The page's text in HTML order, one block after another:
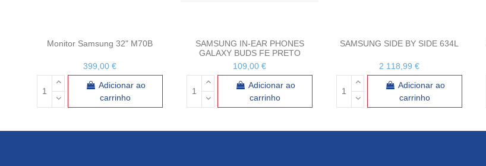
Monitor Samsung 32" M70B
399,00 €
Adicionar ao
carrinho
SAMSUNG IN-EAR PHONES
GALAXY BUDS FE PRETO
109,00 €
Adicionar ao
carrinho
SAMSUNG SIDE BY SIDE 634L
2 118,99 €
Adicionar ao
carrinho